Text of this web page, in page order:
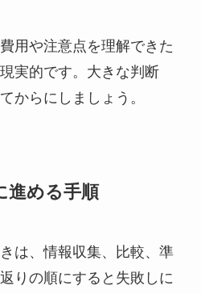
用や注意点を理解できた
実的です。大きな判断
からにしましょう。
進める手順
は、情報収集、比較、準
りの順にすると失敗しに